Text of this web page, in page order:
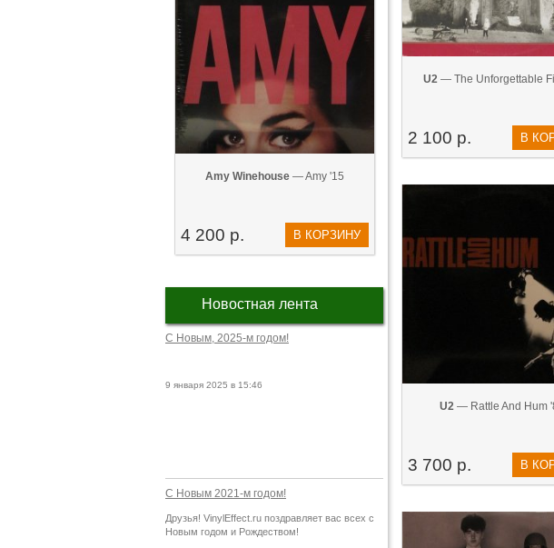
Amy Winehouse — Amy '15
4 200 р. В КОРЗИНУ
Новостная лента
С Новым, 2025-м годом!
9 января 2025 в 15:46
С Новым 2021-м годом!
Друзья! VinylEffect.ru поздравляет вас всех с
Новым годом и Рождеством!
U2 — The Unforgettable
2 100 р. В
U2— Rattle And Hum
3 700 р. В